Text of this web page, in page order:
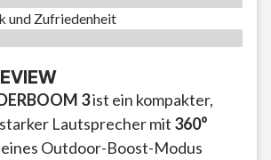
und Zufriedenheit
3ist ein kompakter,
Lautsprecher mit 360°
Outdoor-Boost-Modus